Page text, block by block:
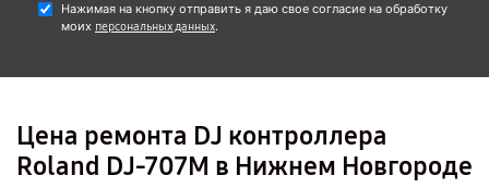
Нажимая на кнопку отправить я даю свое согласие на обработку
моих персональных данных.
Цена ремонта DJ контроллера
Roland DJ-707M в Нижнем Новгороде